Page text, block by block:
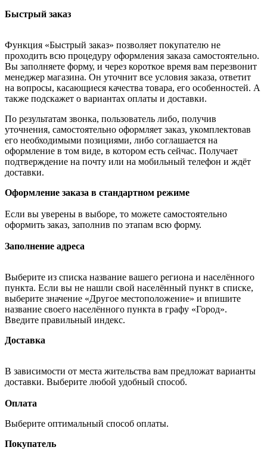
Быстрый заказ
Функция «Быстрый заказ» позволяет покупателю не
проходить всю процедуру оформления заказа самостоятельно.
Вы заполняете форму, и через короткое время вам перезвонит
менеджер магазина. Он уточнит все условия заказа, ответит
на вопросы, касающиеся качества товара, его особенностей. А
также подскажет о вариантах оплаты и доставки.
По результатам звонка, пользователь либо, получив
уточнения, самостоятельно оформляет заказ, укомплектовав
его необходимыми позициями, либо соглашается на
оформление в том виде, в котором есть сейчас. Получает
подтверждение на почту или на мобильный телефон и ждёт
доставки.
Оформление заказа в стандартном режиме
Если вы уверены в выборе, то можете самостоятельно
оформить заказ, заполнив по этапам всю форму.
Заполнение адреса
Выберите из списка название вашего региона и населённого
пункта. Если вы не нашли свой населённый пункт в списке,
выберите значение «Другое местоположение» и впишите
название своего населённого пункта в графу «Город».
Введите правильный индекс.
Доставка
В зависимости от места жительства вам предложат варианты
доставки. Выберите любой удобный способ.
Оплата
Выберите оптимальный способ оплаты.
Покупатель